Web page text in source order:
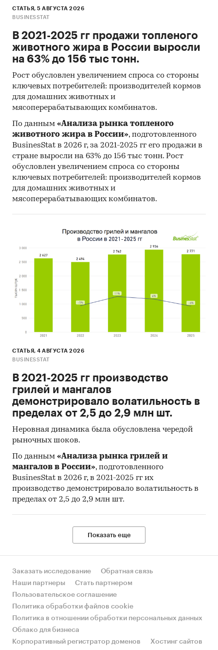
СТАТЬЯ, 5 АВГУСТА 2026
BUSINESSTAT
В 2021-2025 гг продажи топленого
животного жира в России выросли
на 63% до 156 тыс тонн.
Рост обусловлен увеличением спроса со стороны
ключевых потребителей: производителей кормов
для домашних животных и
мясоперерабатывающих комбинатов.
По данным «Анализа рынка топленого
животного жира в России», подготовленного
BusinesStat в 2026 г, за 2021-2025 гг его продажи в
стране выросли на 63% до 156 тыс тонн. Рост
обусловлен увеличением спроса со стороны
ключевых потребителей: производителей кормов
для домашних животных и
мясоперерабатывающих комбинатов.
СТАТЬЯ, 4 АВГУСТА 2026
BUSINESSTAT
В 2021-2025 гг производство
грилей и мангалов
демонстрировало волатильность в
пределах от 2,5 до 2,9 млн шт.
Неровная динамика была обусловлена чередой
рыночных шоков.
По данным «Анализа рынка грилей и
мангалов в России», подготовленного
BusinesStat в 2026 г, в 2021-2025 гг их
производство демонстрировало волатильность в
пределах от 2,5 до 2,9 млн шт.
Показать еще
Заказать исследование
Обратная связь
Наши партнеры
Стать партнером
Пользовательское соглашение
Политика обработки файлов cookie
Политика в отношении обработки персональных данных
Облако для бизнеса
Корпоративный регистратор доменов
Хостинг сайтов